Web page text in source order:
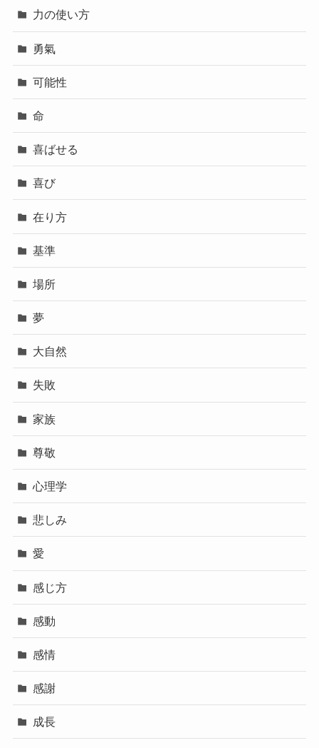
力の使い方
勇氣
可能性
命
喜ばせる
喜び
在り方
基準
場所
夢
大自然
失敗
家族
尊敬
心理学
悲しみ
愛
感じ方
感動
感情
感謝
成長